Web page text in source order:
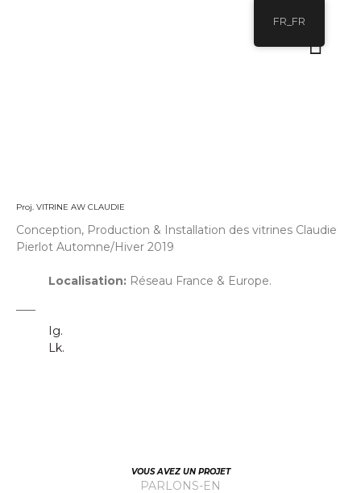
Proj. VITRINE AW CLAUDIE
Conception, Production & Installation des vitrines Claudie
Pierlot Automne/Hiver 2019
Localisation: Réseau France & Europe.
Ig.
Lk.
VOUS AVEZ UN PROJET
PARLONS-EN
FR_FR